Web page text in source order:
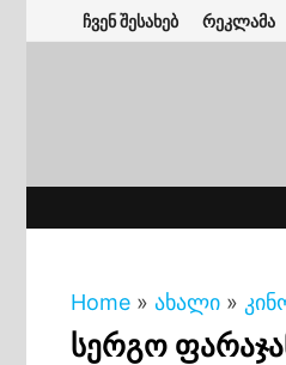
to
ჩვენ შესახებ რეკლამა
Home » ახალი »
სერგო